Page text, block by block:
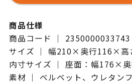
商品仕様
商品コード ｜ 2350000033743
サイズ ｜ 幅210×奥行116×高
内寸サイズ ｜ 座面：幅176×
素材 ｜ ベルベット、ウレタン